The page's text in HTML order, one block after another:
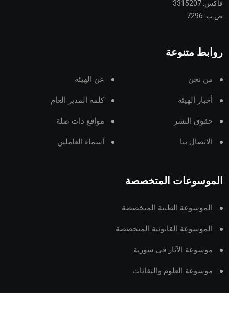
فاكس: 3315207
ص.ب: 7296
روابط متنوعة
من نحن عن الهيئة
أخبار الهيئة كلمة المدير العام
حقوق النشر مواقع ذات صلة
الاتصال بنا أسماء العاملين
الموسوعات المتخصصة
الموسوعة الطبية المتخصصة
الموسوعة القانونية المتخصصة
موسوعة الآثار في سورية
موسوعة العلوم والتقانات